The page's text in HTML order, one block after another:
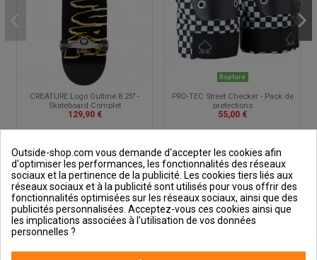
CREATURE Logo Outline 8.25" -
Skateboard Complet
129,90 €
Rupture
PRO-TEC Street Checker - Pack de
protections
55,00 €
Outside et vous
Outside-shop.com vous demande d'accepter les cookies afin
d'optimiser les performances, les fonctionnalités des réseaux
sociaux et la pertinence de la publicité. Les cookies tiers liés aux
réseaux sociaux et à la publicité sont utilisés pour vous offrir des
fonctionnalités optimisées sur les réseaux sociaux, ainsi que des
publicités personnalisées. Acceptez-vous ces cookies ainsi que
les implications associées à l'utilisation de vos données
personnelles ?